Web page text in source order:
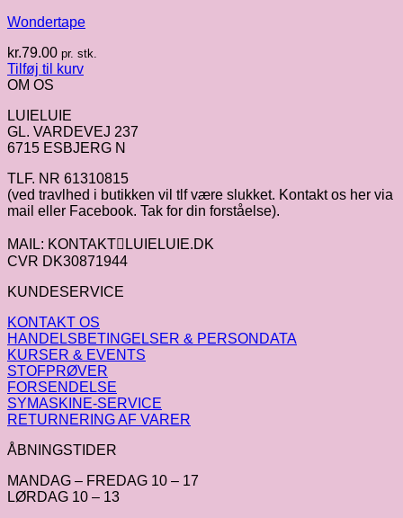
Wondertape
kr.79.00 pr. stk.
Tilføj til kurv
OM OS
LUIELUIE
GL. VARDEVEJ 237
6715 ESBJERG N
TLF. NR 61310815
(ved travlhed i butikken vil tlf være slukket. Kontakt os her via
mail eller Facebook. Tak for din forståelse).
MAIL: KONTAKTLUIELUIE.DK
CVR DK30871944
KUNDESERVICE
KONTAKT OS
HANDELSBETINGELSER & PERSONDATA
KURSER & EVENTS
STOFPRØVER
FORSENDELSE
SYMASKINE-SERVICE
RETURNERING AF VARER
ÅBNINGSTIDER
MANDAG – FREDAG 10 – 17
LØRDAG 10 – 13